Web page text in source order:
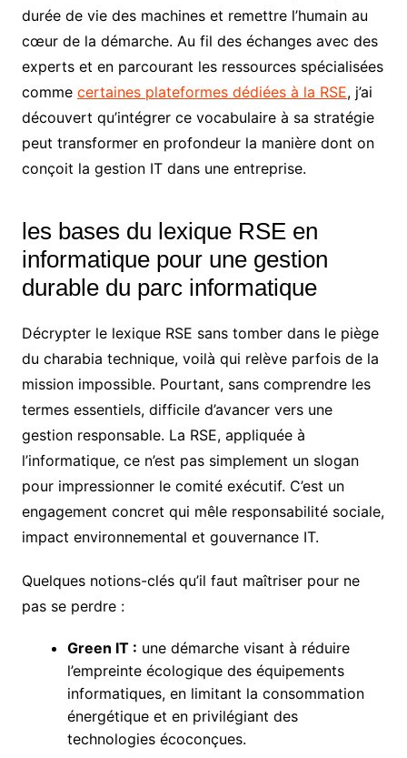
durée de vie des machines et remettre l’humain au
cœur de la démarche. Au fil des échanges avec des
experts et en parcourant les ressources spécialisées
comme certaines plateformes dédiées à la RSE, j’ai
découvert qu’intégrer ce vocabulaire à sa stratégie
peut transformer en profondeur la manière dont on
conçoit la gestion IT dans une entreprise.
les bases du lexique RSE en
informatique pour une gestion
durable du parc informatique
Décrypter le lexique RSE sans tomber dans le piège
du charabia technique, voilà qui relève parfois de la
mission impossible. Pourtant, sans comprendre les
termes essentiels, difficile d’avancer vers une
gestion responsable. La RSE, appliquée à
l’informatique, ce n’est pas simplement un slogan
pour impressionner le comité exécutif. C’est un
engagement concret qui mêle responsabilité sociale,
impact environnemental et gouvernance IT.
Quelques notions-clés qu’il faut maîtriser pour ne
pas se perdre :
Green IT : une démarche visant à réduire
l’empreinte écologique des équipements
informatiques, en limitant la consommation
énergétique et en privilégiant des
technologies écoconçues.